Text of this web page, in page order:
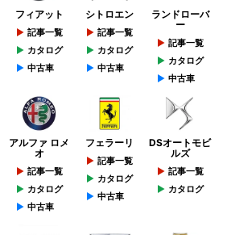
フィアット
記事一覧
カタログ
中古車
シトロエン
記事一覧
カタログ
中古車
ランドローバ
ー
記事一覧
カタログ
中古車
アルファ ロメ
オ
記事一覧
カタログ
中古車
フェラーリ
記事一覧
カタログ
中古車
DSオートモビ
ルズ
記事一覧
カタログ